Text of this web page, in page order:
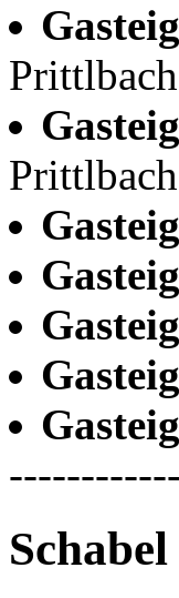
Prittlbach
Prittlbach